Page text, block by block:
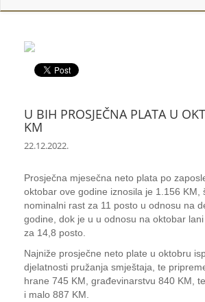
U BIH PROSJEČNA PLATA U
KM
22.12.2022.
Prosječna mjesečna neto plata po
oktobar ove godine iznosila je 1.156 KM,
nominalni rast za 11 posto u odnosu na
godine, dok je u u odnosu na oktobar
za 14,8 posto.
Najniže prosječne neto plate u oktobru
djelatnosti pružanja smještaja, te
hrane 745 KM, građevinarstvu 840 KM,
i malo 887 KM.